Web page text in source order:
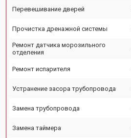
Перевешивание дверей
Прочистка дренажной системы
Ремонт датчика морозильного
отделения
Ремонт испарителя
Устранение засора трубопровода
Замена трубопровода
Замена таймера